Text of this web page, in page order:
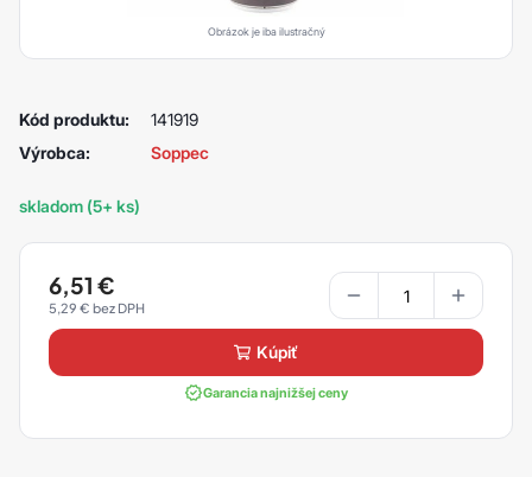
Obrázok je iba ilustračný
Kód produktu:
141919
Výrobca:
Soppec
skladom (5+ ks)
6,51 €
5,29 €
kúpiť
Garancia najnižšej ceny